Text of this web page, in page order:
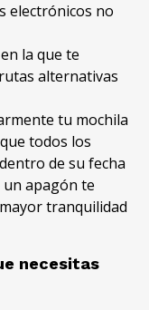
electrónicos no
la que te
alternativas
tu mochila
todos los
de su fecha
un apagón te
tranquilidad
necesitas